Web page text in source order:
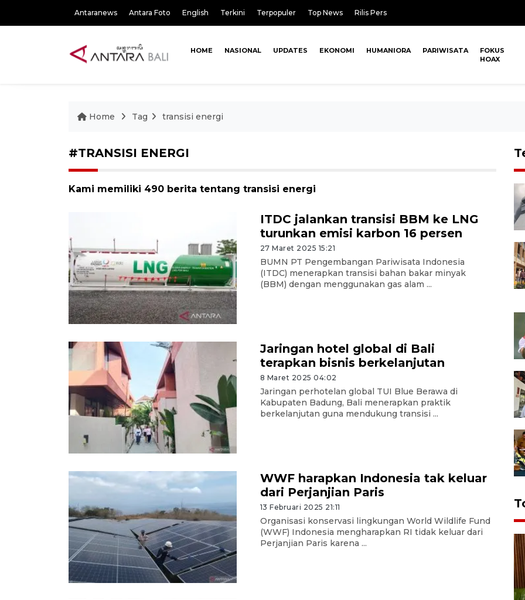
Antaranews Antara Foto English Terkini Terpopuler Top News Rilis Pers
HOME NASIONAL UPDATES EKONOMI HUMANIORA PARIWISATA
FOKUS
HOAX
Home Tag transisi energi
#TRANSISI ENERGI
Kami memiliki 490 berita tentang transisi energi
ITDC jalankan transisi BBM ke LNG
turunkan emisi karbon 16 persen
27 Maret 2025 15:21
BUMN PT Pengembangan Pariwisata Indonesia
(ITDC) menerapkan transisi bahan bakar minyak
(BBM) dengan menggunakan gas alam ...
Jaringan hotel global di Bali
terapkan bisnis berkelanjutan
8 Maret 2025 04:02
Jaringan perhotelan global TUI Blue Berawa di
Kabupaten Badung, Bali menerapkan praktik
berkelanjutan guna mendukung transisi ...
WWF harapkan Indonesia tak keluar
dari Perjanjian Paris
13 Februari 2025 21:11
Organisasi konservasi lingkungan World Wildlife Fund
(WWF) Indonesia mengharapkan RI tidak keluar dari
Perjanjian Paris karena ...